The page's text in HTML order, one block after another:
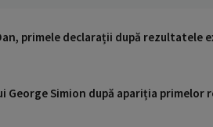
primele declarații după rezultatele
George Simion după apariția